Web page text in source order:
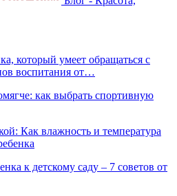
который умеет обращаться с
воспитания от…
как выбрать спортивную
Как влажность и температура
к детскому саду – 7 советов от